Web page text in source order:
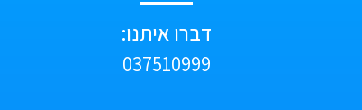
דברו איתנו:
037510999